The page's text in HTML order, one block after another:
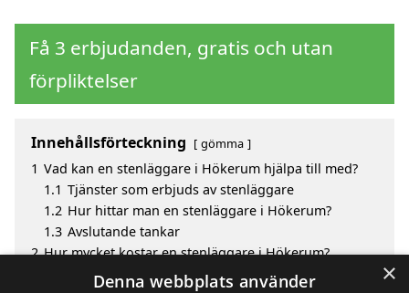
Få 3 erbjudanden, gratis och utan
förpliktelser
Innehållsförteckning gömma
1 Vad kan en stenläggare i Hökerum hjälpa till med?
1.1 Tjänster som erbjuds av stenläggare
1.2 Hur hittar man en stenläggare i Hökerum?
1.3 Avslutande tankar
2 Hur mycket kostar en stenläggare i Hökerum?
Fördelar med att välja stenläggare i Hökerum
×
Denna webbplats använder